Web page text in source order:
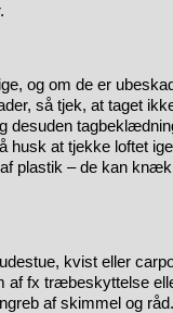
og om de er
så tjek, at taget
desuden
husk at tjekke loftet
plastik – de kan
kvist eller
af fx træbeskyttelse
af skimmel og